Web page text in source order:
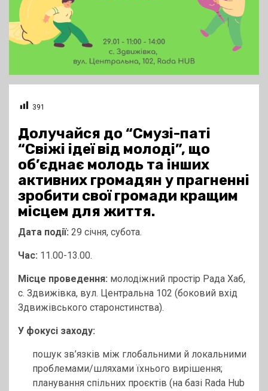
391
Долучайся до “Смузі-паті
“Свіжі ідеї від молоді”, що
об’єднає молодь та інших
активних громадян у прагненні
зробити свої громади кращим
місцем для життя.
Дата події: 29 січня, субота.
Час: 11.00-13.00.
Місце проведення: молодіжний простір Рада Хаб,
с. Здвижівка, вул. Центральна 102 (боковий вхід
Здвижівського старонстинства).
У фокусі заходу:
пошук зв’язків між глобальними й локальними
проблемами/шляхами їхнього вирішення;
планування спільних проєктів (на базі Rada Hub